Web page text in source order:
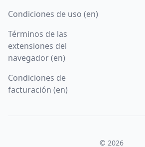
Condiciones de uso (en)
Términos de las
extensiones del
navegador (en)
Condiciones de
facturación (en)
© 2026